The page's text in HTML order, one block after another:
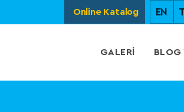
Online Katalog EN
GALERI BLOG